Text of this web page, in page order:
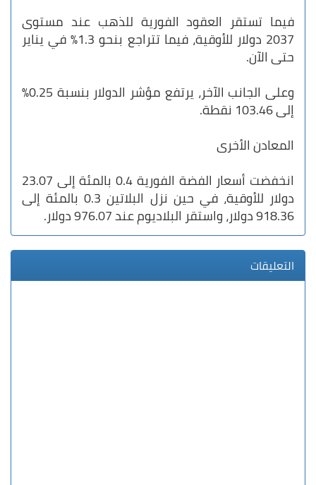
فيما تستقر العقود الفورية للذهب عند مستوى
2037 دولار للأوقية، فيما تتراجع بنحو 1.3% في يناير
حتى الآن.
وعلى الجانب الآخر، يرتفع مؤشر الدولار بنسبة 0.25%
إلى 103.46 نقطة.
المعادن الأخرى
انخفضت أسعار الفضة الفورية 0.4 بالمئة إلى 23.07
دولار للأوقية، في حين نزل البلاتين 0.3 بالمئة إلى
918.36 دولار، واستقر البلاديوم عند 976.07 دولار.
التعليقات